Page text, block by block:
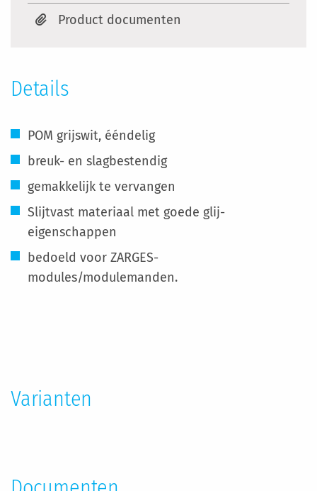
Product documenten
Details
POM grijswit, ééndelig
breuk- en slagbestendig
gemakkelijk te vervangen
Slijtvast materiaal met goede glij-
eigenschappen
bedoeld voor ZARGES-
modules/modulemanden.
Varianten